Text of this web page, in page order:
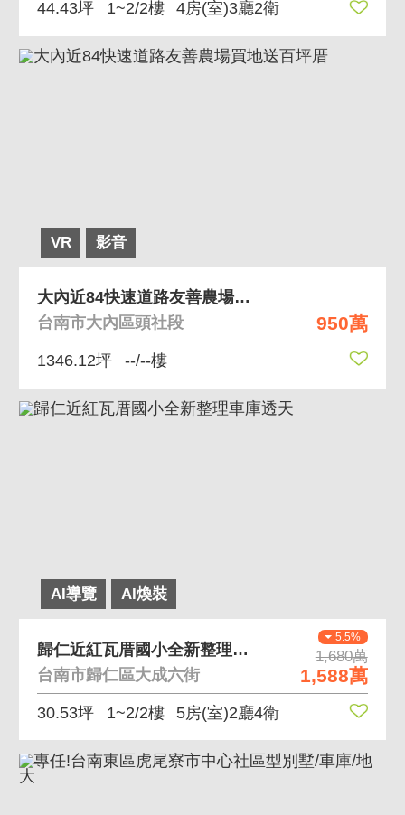
44.43坪 1~2/2樓 4房(室)3廳2衛
VR 影音
950萬
大內近84快速道路友善農場買地送百坪厝
台南市大內區頭社段
1346.12坪 --/--樓
AI導覽 AI煥裝
5.5%
1,680萬
1,588萬
歸仁近紅瓦厝國小全新整理車庫透天
台南市歸仁區大成六街
30.53坪 1~2/2樓 5房(室)2廳4衛